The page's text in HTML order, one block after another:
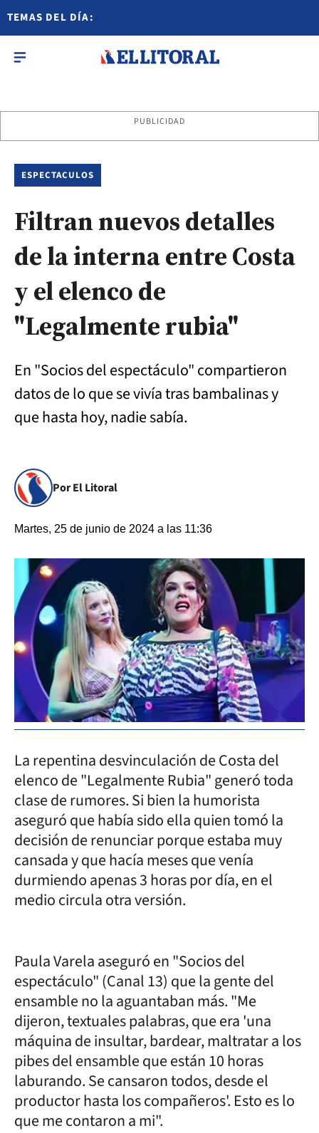
TEMAS DEL DÍA:
PUBLICIDAD
ESPECTACULOS
Filtran nuevos detalles
de la interna entre Costa
y el elenco de
"Legalmente rubia"
En "Socios del espectáculo" compartieron
datos de lo que se vivía tras bambalinas y
que hasta hoy, nadie sabía.
Por El Litoral
Martes, 25 de junio de 2024 a las 11:36
La repentina desvinculación de Costa del
elenco de "Legalmente Rubia" generó toda
clase de rumores. Si bien la humorista
aseguró que había sido ella quien tomó la
decisión de renunciar porque estaba muy
cansada y que hacía meses que venía
durmiendo apenas 3 horas por día, en el
medio circula otra versión.
Paula Varela aseguró en "Socios del
espectáculo" (Canal 13) que la gente del
ensamble no la aguantaban más. "Me
dijeron, textuales palabras, que era 'una
máquina de insultar, bardear, maltratar a los
pibes del ensamble que están 10 horas
laburando. Se cansaron todos, desde el
productor hasta los compañeros'. Esto es lo
que me contaron a mi".